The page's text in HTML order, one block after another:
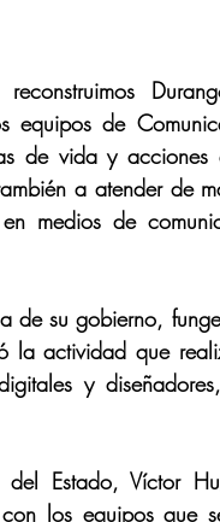
equipos de
de vida y acciones
a atender de
medios de
de su gobierno,
actividad que
y
Estado, Víctor
los equipos que